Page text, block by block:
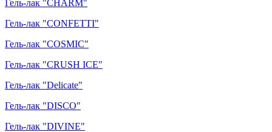
Гель-лак "CHARM"
Гель-лак "CONFETTI"
Гель-лак "COSMIC"
Гель-лак "CRUSH ICE"
Гель-лак "Delicate"
Гель-лак "DISCO"
Гель-лак "DIVINE"